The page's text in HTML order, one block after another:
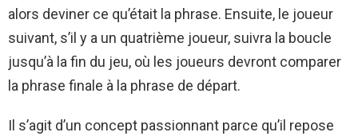
alors deviner ce qu’était la phrase. Ensuite, le joueur
suivant, s’il y a un quatrième joueur, suivra la boucle
jusqu’à la fin du jeu, où les joueurs devront comparer
la phrase finale à la phrase de départ.
Il s’agit d’un concept passionnant parce qu’il repose